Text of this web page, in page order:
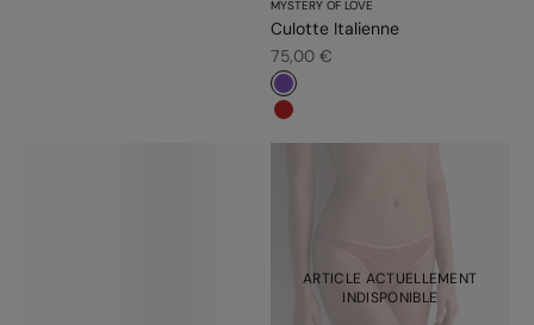
MYSTERY OF LOVE
Culotte Italienne
Prix de vente
75,00 €
#7f56bb
#c52828
ARTICLE ACTUELLEMENT
INDISPONIBLE